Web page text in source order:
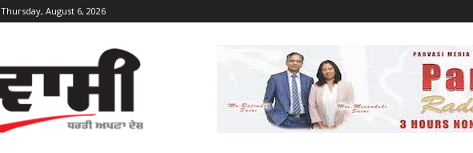
Thursday, August 6, 2026